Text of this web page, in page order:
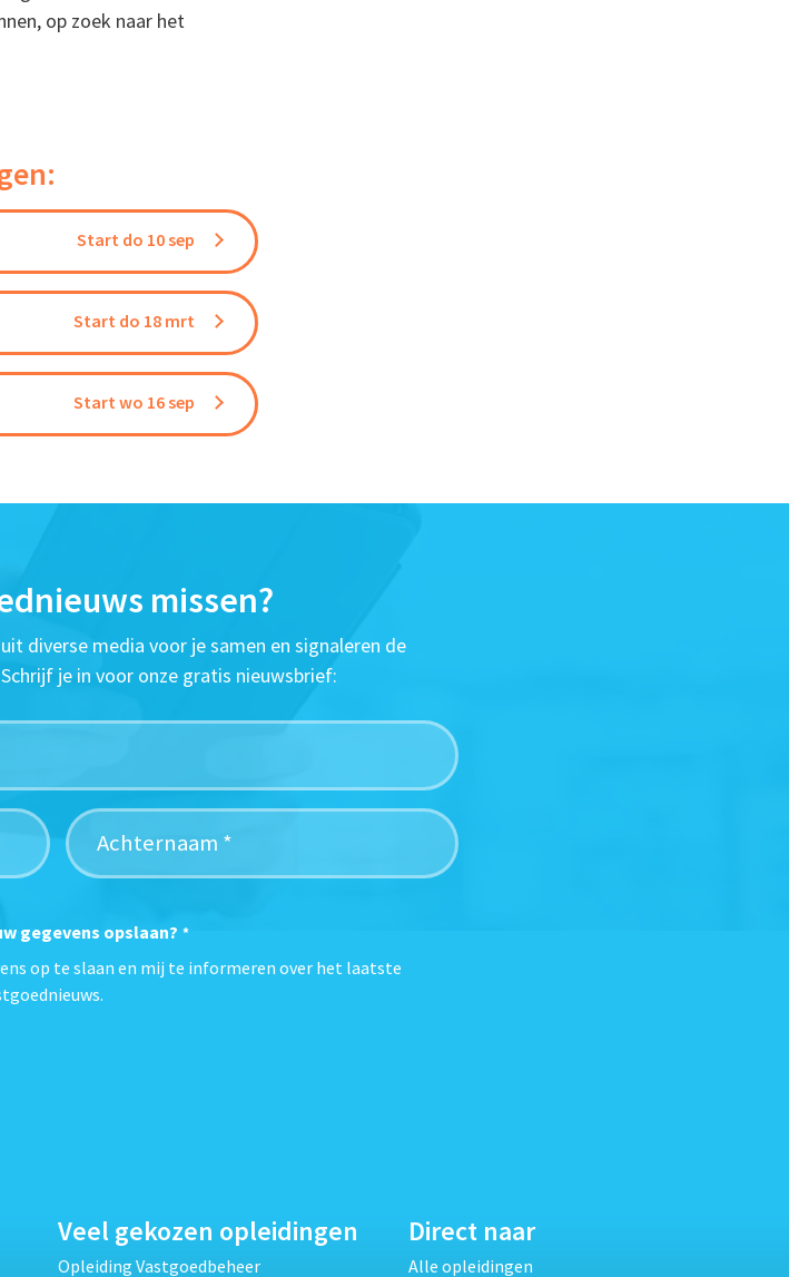
op zoek naar het
Start do 10 sep
Start do 18 mrt
Start wo 16 sep
missen?
diverse media voor je samen en signaleren de
je in voor onze gratis nieuwsbrief:
gegevens opslaan? *
op te slaan en mij te informeren over het laatste
Veel gekozen opleidingen
Opleiding Vastgoedbeheer
Direct naar
Alle opleidingen